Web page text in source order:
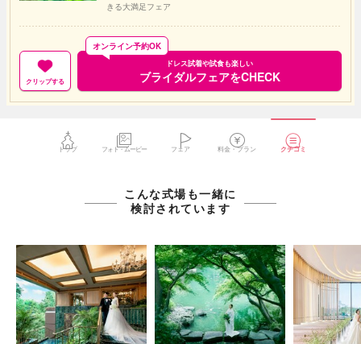
きる大満足フェア
クリップする
ドレス試着や試食も楽しい
ブライダルフェアをCHECK
オンライン予約OK
トップ フォト・ムービー フェア 料金・プラン クチコミ
こんな式場も一緒に
検討されています